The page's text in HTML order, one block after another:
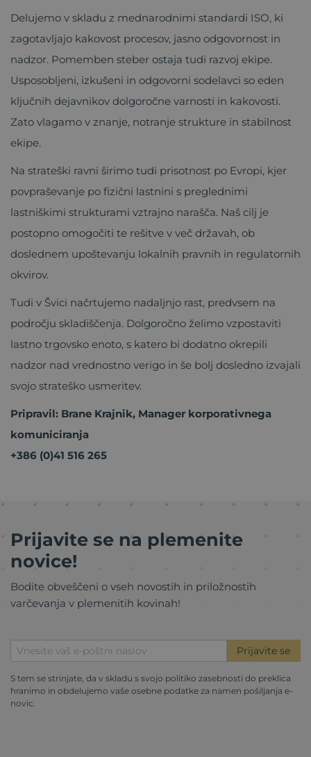
Delujemo v skladu z mednarodnimi standardi ISO, ki
zagotavljajo kakovost procesov, jasno odgovornost in
nadzor. Pomemben steber ostaja tudi razvoj ekipe.
Usposobljeni, izkušeni in odgovorni sodelavci so eden
ključnih dejavnikov dolgoročne varnosti in kakovosti.
Zato vlagamo v znanje, notranje strukture in stabilnost
ekipe.
Na strateški ravni širimo tudi prisotnost po Evropi, kjer
povpraševanje po fizični lastnini s preglednimi
lastniškimi strukturami vztrajno narašča. Naš cilj je
postopno omogočiti te rešitve v več državah, ob
doslednem upoštevanju lokalnih pravnih in regulatornih
okvirov.
Tudi v Švici načrtujemo nadaljnjo rast, predvsem na
področju skladiščenja. Dolgoročno želimo vzpostaviti
lastno trgovsko enoto, s katero bi dodatno okrepili
nadzor nad vrednostno verigo in še bolj dosledno izvajali
svojo strateško usmeritev.
Pripravil: Brane Krajnik, Manager korporativnega
komuniciranja
+386 (0)41 516 265
Prijavite se na plemenite
novice!
Bodite obveščeni o vseh novostih in priložnostih
varčevanja v plemenitih kovinah!
Prijavite se
S tem se strinjate, da v skladu s svojo politiko zasebnosti do preklica
hranimo in obdelujemo vaše osebne podatke za namen pošiljanja e-
novic.